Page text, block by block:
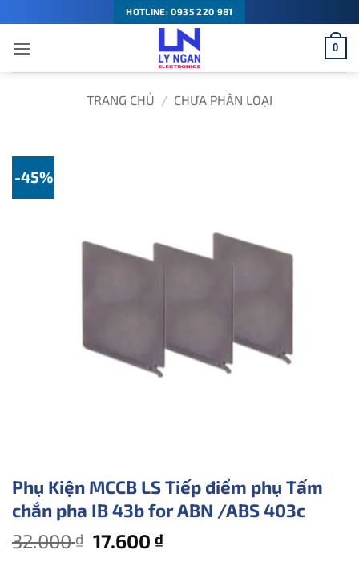
qua
nội
dung
HOTLINE: 0935 220 981
0
TRANG CHỦ / CHƯA PHÂN LOẠI
-45%
Phụ Kiện MCCB LS Tiếp điểm phụ Tấm
chắn pha IB 43b for ABN /ABS 403c
32.000₫ Giá
17.600₫Giá